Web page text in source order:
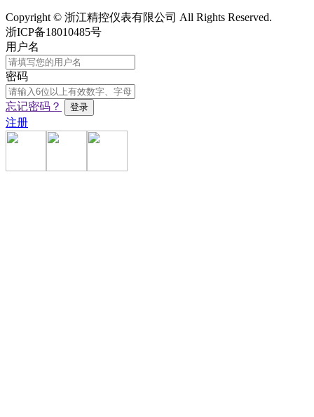
Copyright © 浙江精控仪表有限公司 All Rights Reserved.
浙ICP备18010485号
用户名
密码
忘记密码？
注册